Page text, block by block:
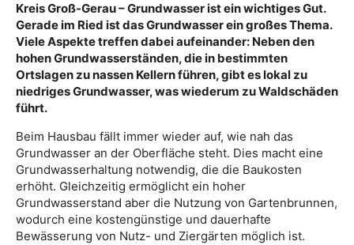
Kreis Groß-Gerau – Grundwasser ist ein wichtiges Gut.
Gerade im Ried ist das Grundwasser ein großes Thema.
Viele Aspekte treffen dabei aufeinander: Neben den
hohen Grundwasserständen, die in bestimmten
Ortslagen zu nassen Kellern führen, gibt es lokal zu
niedriges Grundwasser, was wiederum zu Waldschäden
führt.
Beim Hausbau fällt immer wieder auf, wie nah das
Grundwasser an der Oberfläche steht. Dies macht eine
Grundwasserhaltung notwendig, die die Baukosten
erhöht. Gleichzeitig ermöglicht ein hoher
Grundwasserstand aber die Nutzung von Gartenbrunnen,
wodurch eine kostengünstige und dauerhafte
Bewässerung von Nutz- und Ziergärten möglich ist.